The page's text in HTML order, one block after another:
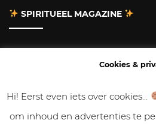
SPIRITUEEL MAGAZINE
Gastbloggen
Cookies &
Hi! Eerst even iets over cookies...
om inhoud en advertenties te